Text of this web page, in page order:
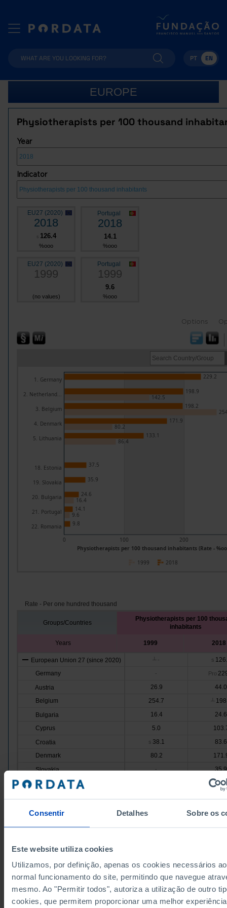
Consentir Detalhes Sobre os
Este website utiliza cookies
Utilizamos, por definição, apenas os cookies necessários ao
normal funcionamento do site, permitindo que navegue
mesmo. Ao "Permitir todos", autoriza a utilização de outro
cookies, que permitem proporcionar uma melhor
PT EN
EUROPE
Physiotherapists per 100 thousand
Year
Indicator
EU27 (2020)
2018
126.4
%ooo
Portugal
2018
14.1
%ooo
EU27 (2020)
1999
(no values)
Portugal
1999
9.6
%ooo
Options
Physiotherapists per 100 thousand inhabitants (Rate -
0 100 200
1. Germany
2. Netherland...
3. Belgium
4. Denmark
5. Lithuania
18. Estonia
19. Slovakia
20. Bulgaria
21. Portugal
22. Romania
229.2
198.9
198.2
171.9
133.1
37.5
35.9
24.6
14.1
9.8
142.5
80.2
86.4
16.4
9.6
2018
1999
Rate - Per one hundred thousand
Groups/Countries
Physiotherapists per 100
inhabitants
Years 1999 2018
European Union 27 (since 2020) ┴ - s
Germany
- Pro
Austria
26.9
44.0
Belgium
254.7 ┴
Bulgaria
16.4
24.6
Cyprus
5.0
Croatia
s 38.1
83.6
Denmark
80.2
Slovakia
-
35.9
Slovenia
67.7
Estonia
37.5
Greece
Hungary
14.6
54.7
Ireland
32.2 ┴Pro
Italy
-
Latvia
3.2
41.6